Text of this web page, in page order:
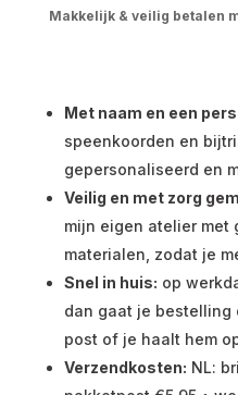
Makkelijk & veilig betalen
Met naam en een
speenkoorden en
gepersonaliseerd en
Veilig en met zorg
mijn eigen atelier met
materialen, zodat je
Snel in huis: op
dan gaat je bestelling
post of je haalt hem
Verzendkosten: NL: